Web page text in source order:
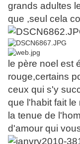
grands adultes
que ,seul cela
le père noel est
rouge,certains
ceux qui s'y
que l'habit fait
la tenue de
d'amour qui